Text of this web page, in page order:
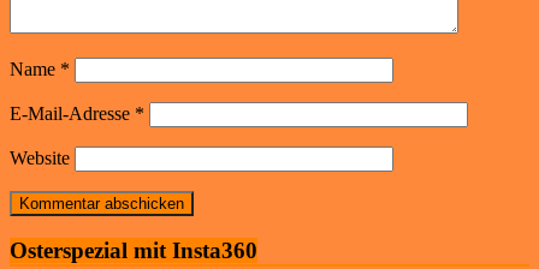
Name *
E-Mail-Adresse *
Website
Osterspezial mit Insta360